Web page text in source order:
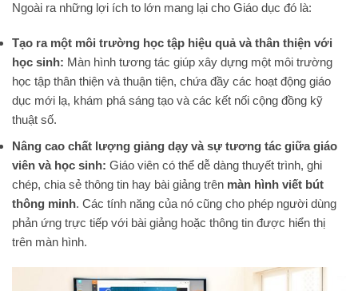
Ngoài ra những lợi ích to lớn mang lại cho Giáo dục đó là:
Tạo ra một môi trường học tập hiệu quả và thân thiện với
học sinh: Màn hình tương tác giúp xây dựng một môi trường
học tập thân thiện và thuận tiện, chứa đầy các hoạt động giáo
dục mới lạ, khám phá sáng tạo và các kết nối cộng đồng kỹ
thuật số.
Nâng cao chất lượng giảng dạy và sự tương tác giữa giáo
viên và học sinh: Giáo viên có thể dễ dàng thuyết trình, ghi
chép, chia sẻ thông tin hay bài giảng trên màn hình viết bút
thông minh. Các tính năng của nó cũng cho phép người dùng
phản ứng trực tiếp với bài giảng hoặc thông tin được hiển thị
trên màn hình.